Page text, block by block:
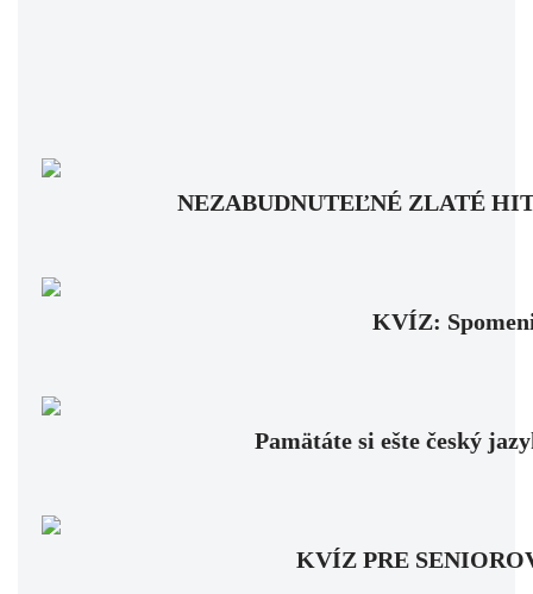
NEZABUDNUTEĽNÉ ZLATÉ
KVÍZ:
Pamätáte si ešte český
KVÍZ PRE